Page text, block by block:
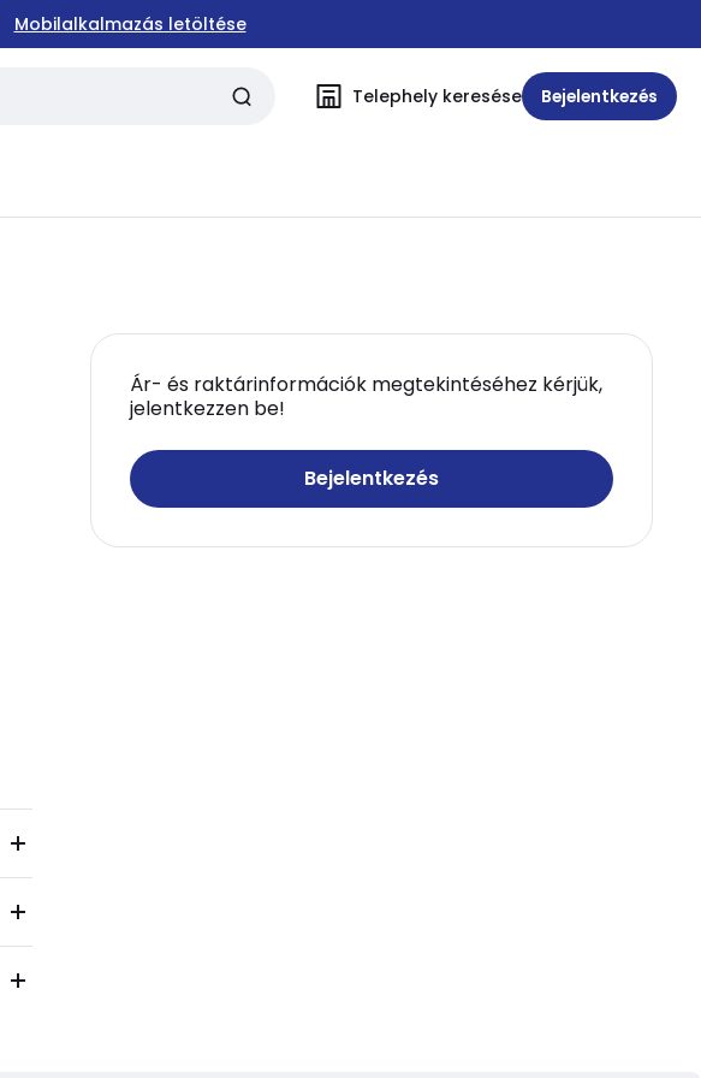
Mobilalkalmazás letöltése
Telephely keresése Bejelentkezés
Ár- és raktárinformációk megtekintéséhez kérjük,
jelentkezzen be!
Bejelentkezés